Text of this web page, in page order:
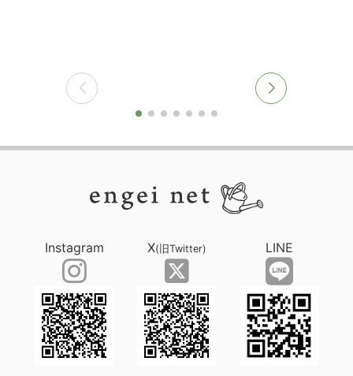
Instagram X(旧Twitter) LINE